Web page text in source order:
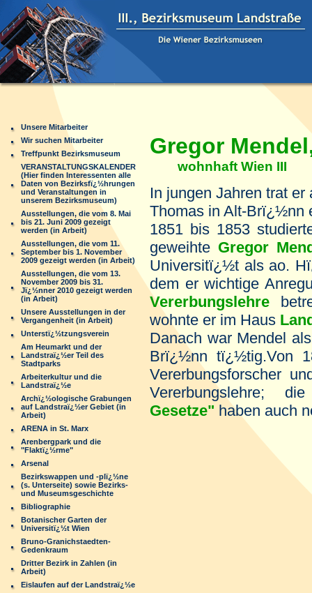
Unsere Mitarbeiter
Wir suchen Mitarbeiter
Treffpunkt Bezirksmuseum
VERANSTALTUNGSKALENDER
(Hier finden Interessenten alle
Daten von Bezirksfï¿½hrungen
und Veranstaltungen in
unserem Bezirksmuseum)
Ausstellungen, die vom 8. Mai
bis 21. Juni 2009 gezeigt
werden (in Arbeit)
Ausstellungen, die vom 11.
September bis 1. November
2009 gezeigt werden (in Arbeit)
Ausstellungen, die vom 13.
November 2009 bis 31.
Jï¿½nner 2010 gezeigt werden
(in Arbeit)
Unsere Ausstellungen in der
Vergangenheit (in Arbeit)
Unterstï¿½tzungsverein
Am Heumarkt und der
Landstraï¿½er Teil des
Stadtparks
Arbeiterkultur und die
Landstraï¿½e
Archï¿½ologische Grabungen
auf Landstraï¿½er Gebiet (in
Arbeit)
ARENA in St. Marx
Arenbergpark und die
"Flaktï¿½rme"
Arsenal
Bezirkswappen und -plï¿½ne
(s. Unterseite) sowie Bezirks-
und Museumsgeschichte
Bibliographie
Botanischer Garten der
Universitï¿½t Wien
Bruno-Granichstaedten-
Gedenkraum
Dritter Bezirk in Zahlen (in
Arbeit)
Eislaufen auf der Landstraï¿½e
Gregor
wohnhaft Wien III
In jungen Jahren trat
Thomas in Alt-Brï¿½nn
1851 bis 1853
geweihte Gregor
Universitï¿½t als ao.
dem er wichtige
Vererbungslehre
wohnte er im Haus
Danach war Mendel
Brï¿½nn tï¿½tig.Von
Vererbungsforscher
Vererbungslehre;
Gesetze" haben auch